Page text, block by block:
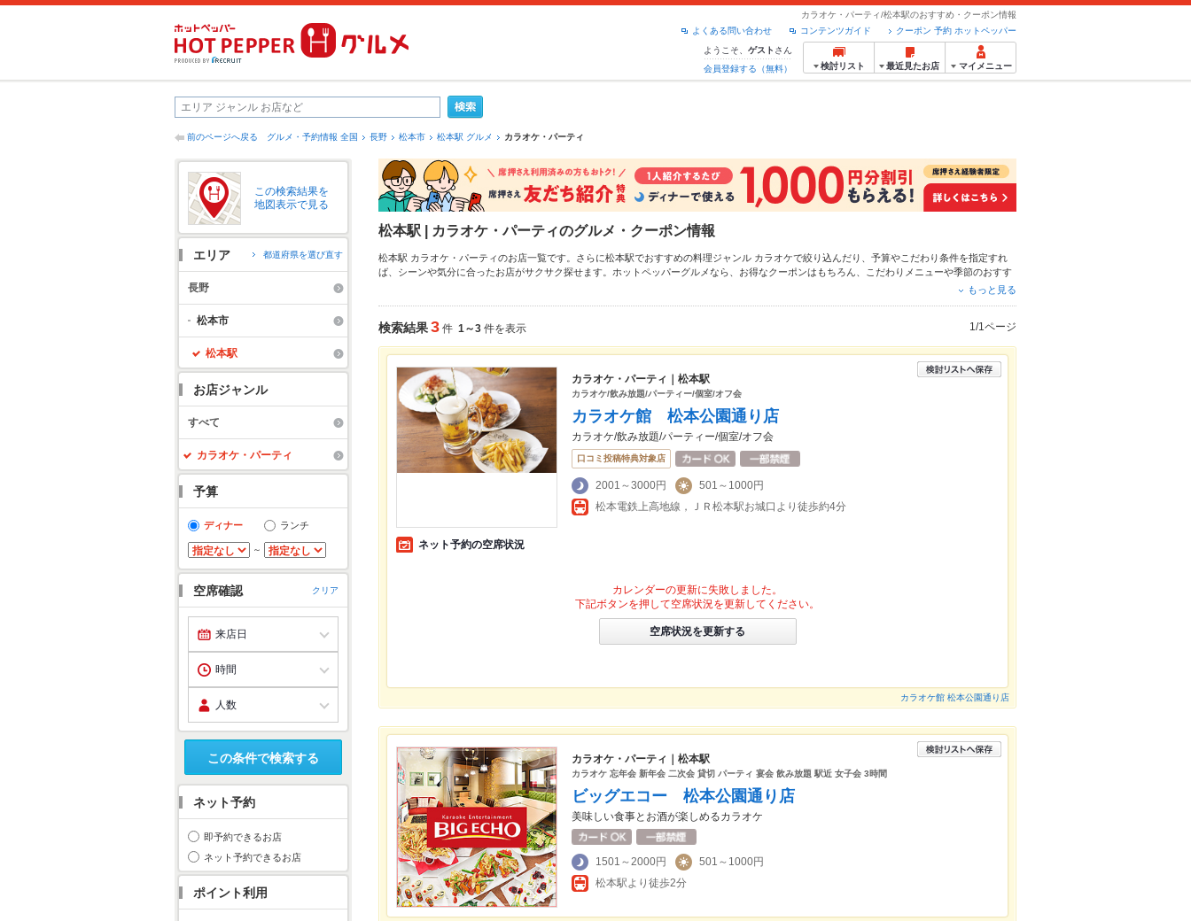
カラオケ・パーティ/松本駅のおすすめ・クーポン情報
クーポン 予約 ホットペッパー
コンテンツガイド
よくある問い合わせ
ようこそ、 ゲスト さん
会員登録する（無料）
検討リスト 最近見たお店 マイメニュー
前のページへ戻る グルメ・予約情報 全国 長野 松本市 松本駅 グルメ カラオケ・パーティ
この検索結果を
地図表示で見る
エリア 都道府県を選び直す
長野
松本市
松本駅
お店ジャンル
すべて
カラオケ・パーティ
予算
ディナー ランチ
～
空席確認 クリア
この条件で検索する
ネット予約
即予約できるお店
ネット予約できるお店
ポイント利用
松本駅 | カラオケ・パーティのグルメ・クーポン情報
松本駅 カラオケ・パーティのお店一覧です。さらに松本駅でおすすめの料理ジャンル カラオケで絞り込んだり、予算やこだわり条件を指定すれ
ば、シーンや気分に合ったお店がサクサク探せます。ホットペッパーグルメなら、お得なクーポンはもちろん、こだわりメニューや季節のおすす
め料理など、お店の最新情報をご紹介しているので安心！24時間使える簡単便利なネット予約が使えるお店も拡大中です。友達どうしの飲み会に
もっと見る
検索結果3 件 1～3 件を表示 1/1ページ
カラオケ・パーティ｜松本駅
カラオケ/飲み放題/パーティー/個室/オフ会
カラオケ館 松本公園通り店
カラオケ/飲み放題/パーティー/個室/オフ会
口コミ投稿特典対象店
2001～3000円
501～1000円
松本電鉄上高地線，ＪＲ松本駅お城口より徒歩約4分
ネット予約の空席状況
カレンダーの更新に失敗しました。
下記ボタンを押して空席状況を更新してください。
空席状況を更新する
カラオケ館 松本公園通り店
カラオケ・パーティ｜松本駅
カラオケ 忘年会 新年会 二次会 貸切 パーティ 宴会 飲み放題 駅近 女子会 3時間
ビッグエコー 松本公園通り店
美味しい食事とお酒が楽しめるカラオケ
1501～2000円
501～1000円
松本駅より徒歩2分